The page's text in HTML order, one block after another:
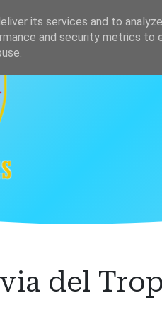
Clasificación
del
its services and to
and security metrics to